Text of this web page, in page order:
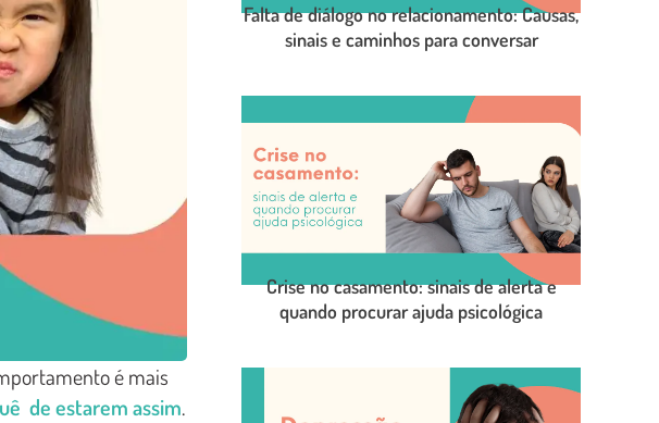
é mais
de estarem assim.
LEIA O POST COMPLETO
Falta de diálogo no relacionamento: Causas,
sinais e caminhos para conversar
LEIA O POST COMPLETO
Crise no casamento: sinais de alerta e
quando procurar ajuda psicológica